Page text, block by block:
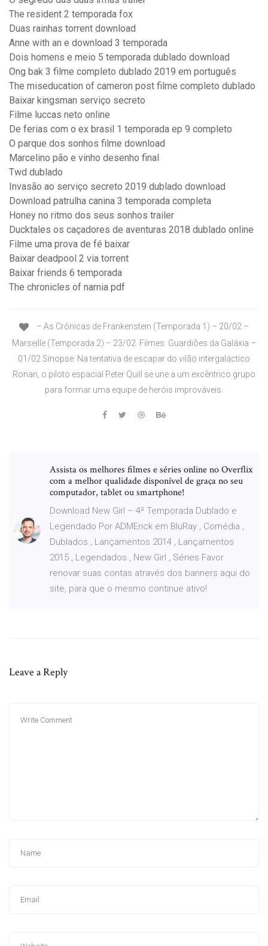
The resident 2 temporada fox
Duas rainhas torrent download
Anne with an e download 3 temporada
Dois homens e meio 5 temporada dublado download
Ong bak 3 filme completo dublado 2019 em português
The miseducation of cameron post filme completo dublado
Baixar kingsman serviço secreto
Filme luccas neto online
De ferias com o ex brasil 1 temporada ep 9 completo
O parque dos sonhos filme download
Marcelino pão e vinho desenho final
Twd dublado
Invasão ao serviço secreto 2019 dublado download
Download patrulha canina 3 temporada completa
Honey no ritmo dos seus sonhos trailer
Ducktales os caçadores de aventuras 2018 dublado online
Filme uma prova de fé baixar
Baixar deadpool 2 via torrent
Baixar friends 6 temporada
The chronicles of narnia pdf
– As Crônicas de Frankenstein (Temporada 1) – 20/02 –
Marseille (Temporada 2) – 23/02. Filmes. Guardiões da Galáxia –
01/02 Sinopse: Na tentativa de escapar do vilão intergaláctico
Ronan, o piloto espacial Peter Quill se une a um excêntrico grupo
para formar uma equipe de heróis improváveis.
Assista os melhores filmes e séries online no Overflix
com a melhor qualidade disponível de graça no seu
computador, tablet ou smartphone!
Download New Girl – 4ª Temporada Dublado e
Legendado Por ADMErick em BluRay , Comédia ,
Dublados , Lançamentos 2014 , Lançamentos
2015 , Legendados , New Girl , Séries Favor
renovar suas contas através dos banners aqui do
site, para que o mesmo continue ativo!
Leave a Reply